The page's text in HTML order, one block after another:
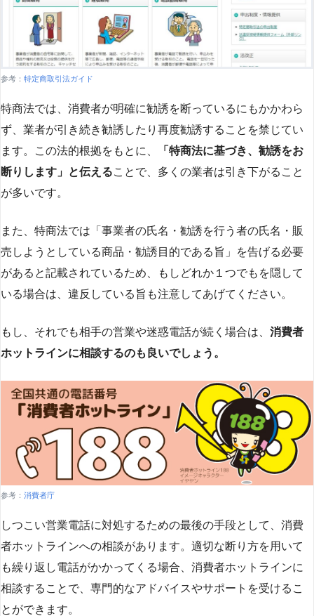
参考： 特定商取引法ガイド
特商法では、消費者が明確に勧誘を断っているにもかかわら
ず、業者が引き続き勧誘したり再度勧誘することを禁じてい
ます。この法的根拠をもとに、
「特商法に基づき、勧誘をお
断りします」と伝えることで、多くの業者は引き下がること
が多いです​​。
また、特商法では「事業者の氏名・勧誘を行う者の氏名・販
売しようとしている商品・勧誘目的である旨」を告げる必要
があると記載されているため、もしどれか１つでもを隠して
いる場合は、違反している旨も注意してあげてください。
もし、それでも相手の営業や迷惑電話が続く場合は、 消費者
ホットラインに相談するのも良いでしょう。
参考： 消費者庁
しつこい営業電話に対処するための最後の手段として、消費
者ホットラインへの相談があります。適切な断り方を用いて
も繰り返し電話がかかってくる場合、消費者ホットラインに
相談することで、専門的なアドバイスやサポートを受けるこ
とができます​​。